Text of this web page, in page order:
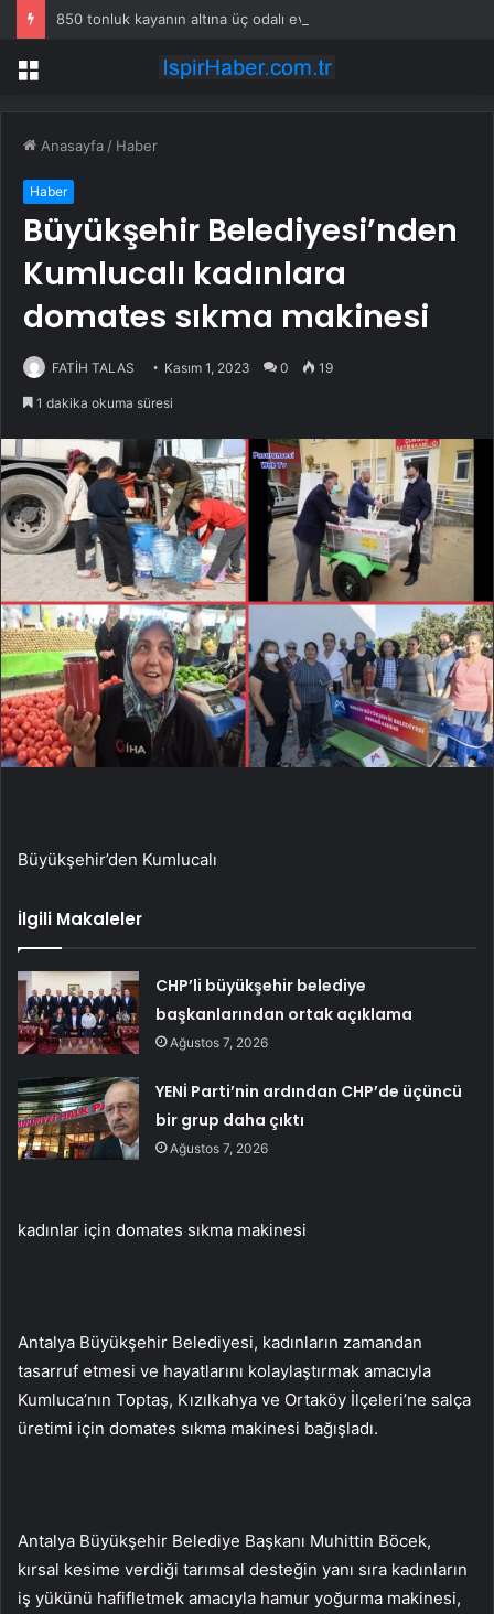
850 tonluk kayanın altına üç odalı ev inşa etti
Menü
Anasayfa / Haber
Haber
Büyükşehir Belediyesi’nden
Kumlucalı kadınlara
domates sıkma makinesi
FATİH TALAS Kasım 1, 2023 0 19
1 dakika okuma süresi
Büyükşehir’den Kumlucalı
İlgili Makaleler
CHP’li büyükşehir belediye
başkanlarından ortak açıklama
Ağustos 7, 2026
YENİ Parti’nin ardından CHP’de üçüncü
bir grup daha çıktı
Ağustos 7, 2026
kadınlar için domates sıkma makinesi
Antalya Büyükşehir Belediyesi, kadınların zamandan
tasarruf etmesi ve hayatlarını kolaylaştırmak amacıyla
Kumluca’nın Toptaş, Kızılkahya ve Ortaköy İlçeleri’ne salça
üretimi için domates sıkma makinesi bağışladı.
Antalya Büyükşehir Belediye Başkanı Muhittin Böcek,
kırsal kesime verdiği tarımsal desteğin yanı sıra kadınların
iş yükünü hafifletmek amacıyla hamur yoğurma makinesi,